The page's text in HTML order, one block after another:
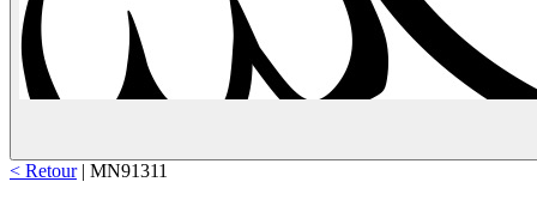
< Retour | MN91311